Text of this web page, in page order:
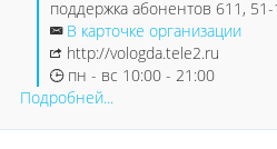
поддержка абонентов 611,
В карточке организации
http://vologda.tele2.ru
пн - вс 10:00 - 21:00
Подробней...